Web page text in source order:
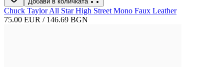
Chuck Taylor All Star High Street Mono Faux Leather
75.00 EUR / 146.69 BGN